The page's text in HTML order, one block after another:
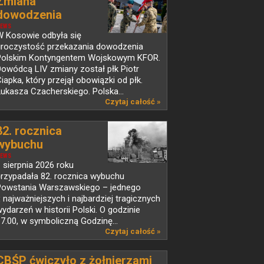
Kosowie odbyła się
przekazania dowodzenia
Kontyngentem Wojskowym KFOR.
LIV zmiany został płk Piotr
który przejął obowiązki od płk.
Czacherskiego. Polska...
Czytaj całość »
rocznica
sierpnia 2026 roku
82. rocznica wybuchu
Warszawskiego – jednego
najważniejszych i najbardziej tragicznych
w historii Polski. O godzinie
w symboliczną Godzinę...
Czytaj całość »
ćwiczyło z żołnierzami